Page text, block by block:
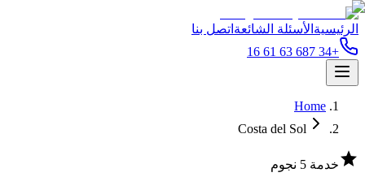
الرئيسية الأسئلة الشائعة اتصل بنا
+34 687 63 61 16
Home
Costa del Sol
starخدمة 5 نجوم